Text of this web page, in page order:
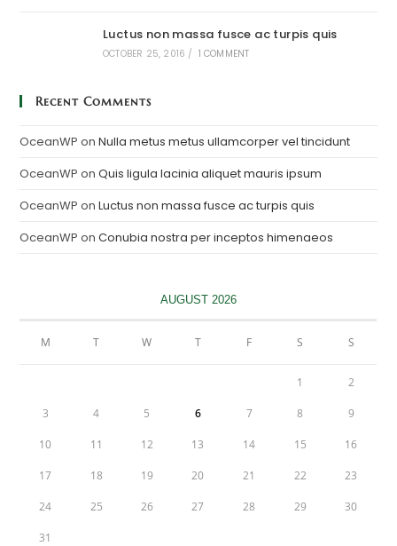
Luctus non massa fusce ac turpis quis
OCTOBER 25, 2016 / 1 COMMENT
Recent Comments
OceanWP onNulla metus metus ullamcorper vel tincidunt
OceanWP onQuis ligula lacinia aliquet mauris ipsum
OceanWP onLuctus non massa fusce ac turpis quis
OceanWP onConubia nostra per inceptos himenaeos
AUGUST 2026
M T W T F S S
1 2
3 4 5 6 7 8 9
10 11 12 13 14 15 16
17 18 19 20 21 22 23
24 25 26 27 28 29 30
31